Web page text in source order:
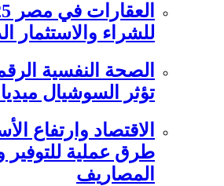
للشراء والاستثمار
تؤثر السوشيال
طرق عملية للتوفير
المصاريف